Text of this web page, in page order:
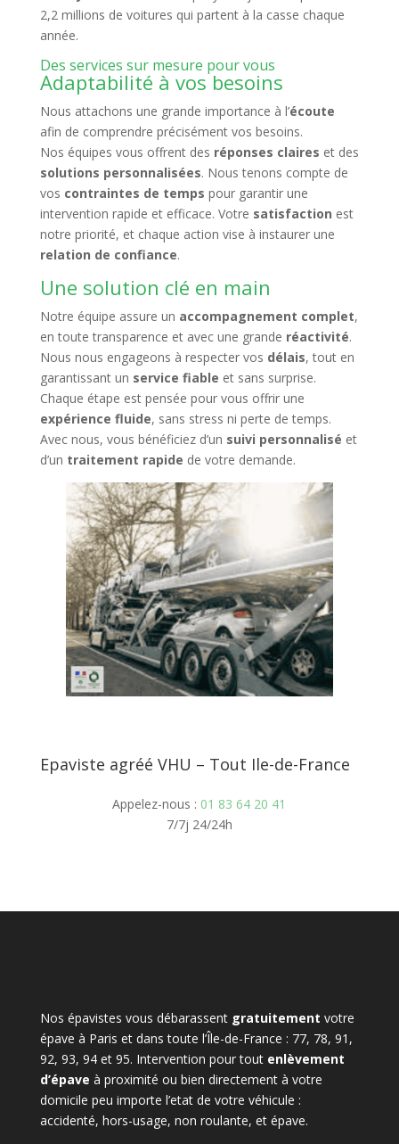
2,2 millions de voitures qui partent à la casse chaque
année.
Des services sur mesure pour vous
Adaptabilité à vos besoins
Nous attachons une grande importance à l’écoute
afin de comprendre précisément vos besoins.
Nos équipes vous offrent des réponses claires et des
solutions personnalisées. Nous tenons compte de
vos contraintes de temps pour garantir une
intervention rapide et efficace. Votre satisfaction est
notre priorité, et chaque action vise à instaurer une
relation de confiance.
Une solution clé en main
Notre équipe assure un accompagnement complet,
en toute transparence et avec une grande réactivité.
Nous nous engageons à respecter vos délais, tout en
garantissant un service fiable et sans surprise.
Chaque étape est pensée pour vous offrir une
expérience fluide, sans stress ni perte de temps.
Avec nous, vous bénéficiez d’un suivi personnalisé et
d’un traitement rapide de votre demande.
Epaviste agréé VHU – Tout Ile-de-France
Appelez-nous : 01 83 64 20 41
7/7j 24/24h
Nos épavistes vous débarassent gratuitement votre
épave à Paris et dans toute l’Île-de-France : 77, 78, 91,
92, 93, 94 et 95. Intervention pour tout enlèvement
d’épave à proximité ou bien directement à votre
domicile peu importe l’etat de votre véhicule :
accidenté, hors-usage, non roulante, et épave.